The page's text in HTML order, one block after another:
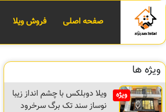
صفحه اصلی فروش ویلا
ویژه ها
ویژه
ویلا دوبلکس با چشم انداز زیبا
نوساز سند تک برگ سرخرود